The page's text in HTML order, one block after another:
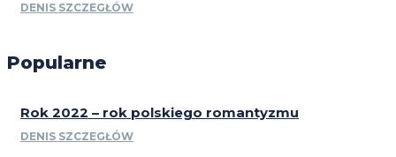
DENIS SZCZEGŁÓW
Popularne
Rok 2022 – rok polskiego romantyzmu
DENIS SZCZEGŁÓW